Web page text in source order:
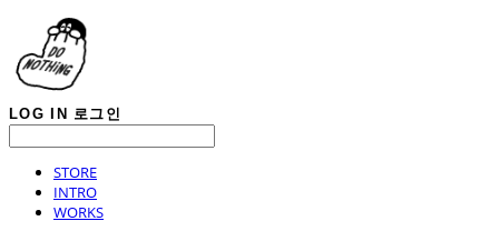
LOG IN 로그인
STORE
INTRO
WORKS